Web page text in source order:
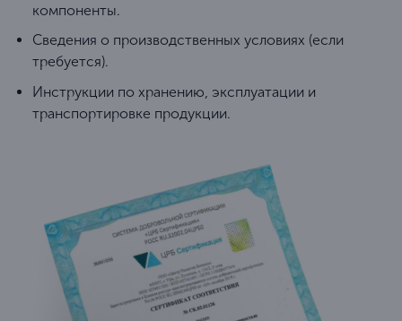
компоненты.
Сведения о производственных условиях (если
требуется).
Инструкции по хранению, эксплуатации и
транспортировке продукции.